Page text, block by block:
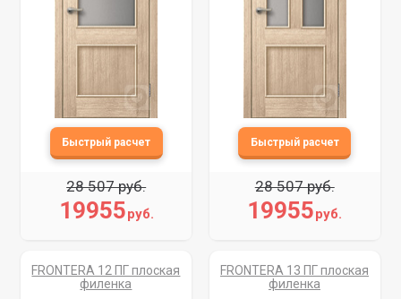
28 507 руб.
19955руб.
28 507 руб.
19955руб.
FRONTERA 12 ПГ плоская
филенка
FRONTERA 13 ПГ плоская
филенка